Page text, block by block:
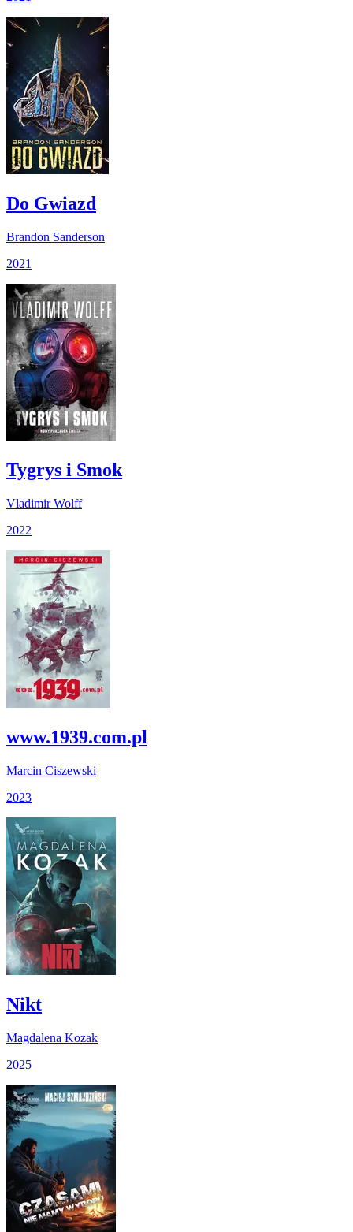
Do Gwiazd
Brandon Sanderson
2021
Tygrys i Smok
Vladimir Wolff
2022
www.1939.com.pl
Marcin Ciszewski
2023
Nikt
Magdalena Kozak
2025